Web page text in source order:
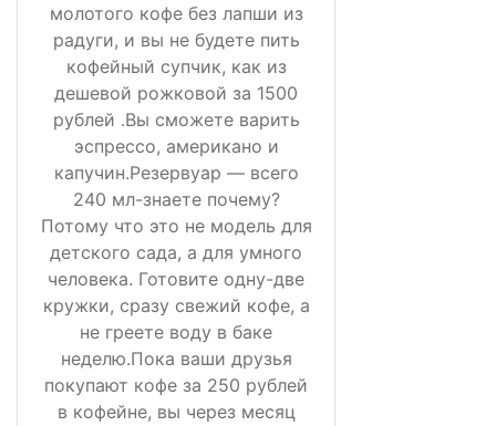
молотого кофе без лапши из
радуги, и вы не будете пить
кофейный супчик, как из
дешевой рожковой за 1500
рублей .Вы сможете варить
эспрессо, американо и
капучин.Резервуар — всего
240 мл-знаете почему?
Потому что это не модель для
детского сада, а для умного
человека. Готовите одну-две
кружки, сразу свежий кофе, а
не греете воду в баке
неделю.Пока ваши друзья
покупают кофе за 250 рублей
в кофейне, вы через месяц